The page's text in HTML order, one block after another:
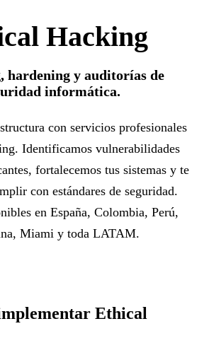
Hacking
hardening y auditorías de
informática.
con servicios profesionales
Identificamos vulnerabilidades
fortalecemos tus sistemas y te
con estándares de seguridad.
en España, Colombia, Perú,
Miami y toda LATAM.
Ethical